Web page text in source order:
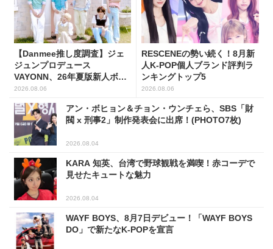
【Danmee推し度調査】ジェ
ジュンプロデュース
VAYONN、26年夏版新人ボー
イズグループ人気No.1に
2026.08.06
RESCENEの勢い続く！8月新
人K-POP個人ブランド評判ラ
ンキングトップ5
2026.08.06
アン・ボヒョン＆チョン・ウンチェら、SBS「財
閥 x 刑事2」制作発表会に出席！(PHOTO7枚)
2026.08.04
KARA 知英、台湾で野球観戦を満喫！赤コーデで
見せたキュートな魅力
2026.08.04
WAYF BOYS、8月7日デビュー！「WAYF BOYS
DO」で新たなK-POPを宣言